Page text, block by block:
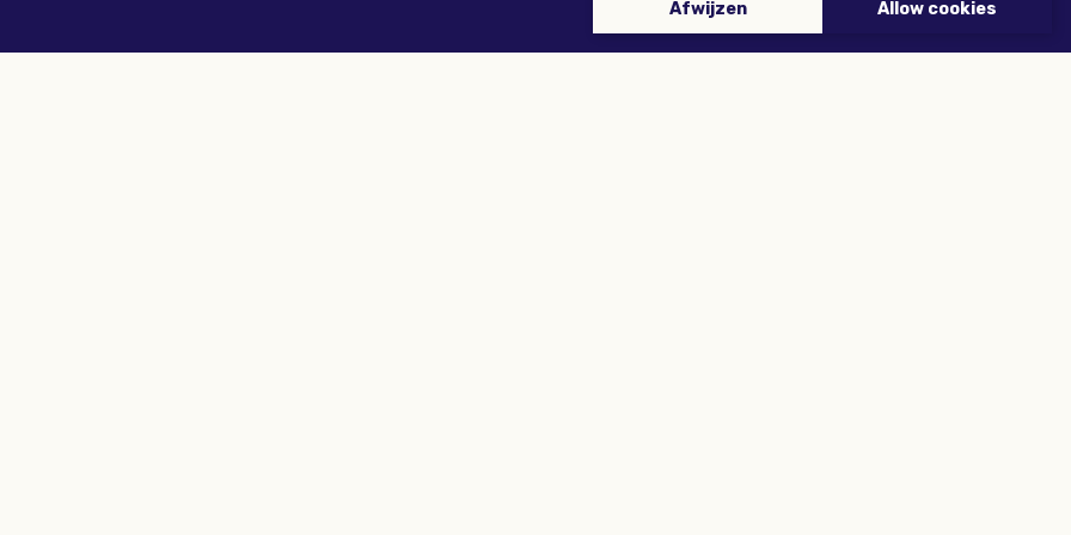
Afwijzen Allow cookies